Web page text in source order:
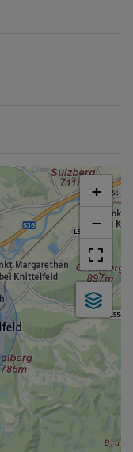
+
−